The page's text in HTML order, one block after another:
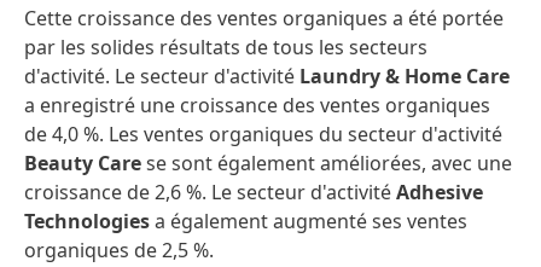
Cette croissance des ventes organiques a été portée
par les solides résultats de tous les secteurs
d'activité. Le secteur d'activité Laundry & Home Care
a enregistré une croissance des ventes organiques
de 4,0 %. Les ventes organiques du secteur d'activité
Beauty Carese sont également améliorées, avec une
croissance de 2,6 %. Le secteur d'activitéAdhesive
Technologiesa également augmenté ses ventes
organiques de 2,5 %.